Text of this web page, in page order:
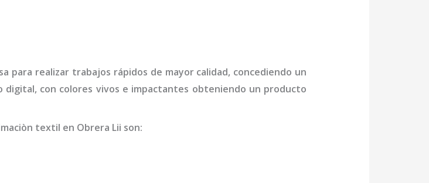
para realizar trabajos rápidos de mayor calidad, concediendo un
con colores vivos e impactantes obteniendo un producto
textil en Obrera Lii son: